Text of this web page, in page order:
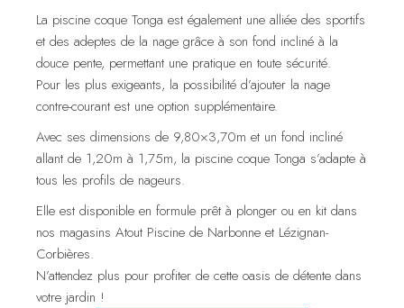
La piscine coque Tonga est également une alliée des sportifs
et des adeptes de la nage grâce à son fond incliné à la
douce pente, permettant une pratique en toute sécurité.
Pour les plus exigeants, la possibilité d’ajouter la nage
contre-courant est une option supplémentaire.
Avec ses dimensions de 9,80×3,70m et un fond incliné
allant de 1,20m à 1,75m, la piscine coque Tonga s’adapte à
tous les profils de nageurs.
Elle est disponible en formule prêt à plonger ou en kit dans
nos magasins Atout Piscine de Narbonne et Lézignan-
Corbières.
N’attendez plus pour profiter de cette oasis de détente dans
votre jardin !